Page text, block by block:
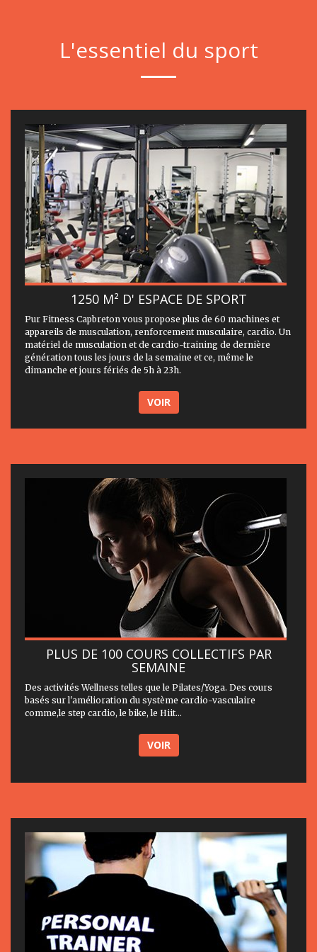
L'essentiel du sport
1250 M² D' ESPACE DE SPORT
Pur Fitness Capbreton vous propose plus de 60 machines et
appareils de musculation, renforcement musculaire, cardio. Un
matériel de musculation et de cardio-training de dernière
génération tous les jours de la semaine et ce, même le
dimanche et jours fériés de 5h à 23h.
VOIR
PLUS DE 100 COURS COLLECTIFS PAR
SEMAINE
Des activités Wellness telles que le Pilates/Yoga. Des cours
basés sur l'amélioration du système cardio-vasculaire
comme,le step cardio, le bike, le Hiit...
VOIR